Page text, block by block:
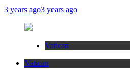
3 years ago3 years ago
Vatican
Vatican